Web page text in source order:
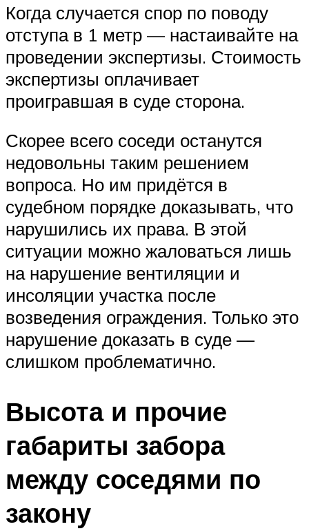
Когда случается спор по поводу
отступа в 1 метр — настаивайте на
проведении экспертизы. Стоимость
экспертизы оплачивает
проигравшая в суде сторона.
Скорее всего соседи останутся
недовольны таким решением
вопроса. Но им придётся в
судебном порядке доказывать, что
нарушились их права. В этой
ситуации можно жаловаться лишь
на нарушение вентиляции и
инсоляции участка после
возведения ограждения. Только это
нарушение доказать в суде —
слишком проблематично.
Высота и прочие
габариты забора
между соседями по
закону